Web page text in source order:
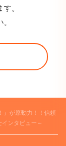
。
」が原動力！！信頼
ンタビュー～